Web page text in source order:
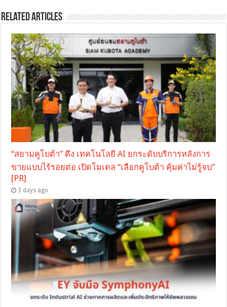
Related Articles
“สยามคูโบต้า” ดึง เทคโนโลยี AI ยกระดับบริการหลังการ
ขายแบบไร้รอยต่อ เปิดโมเดล “เลือกคูโบต้า คุ้มค่าไม่รู้จบ”
[PR]
3 days ago